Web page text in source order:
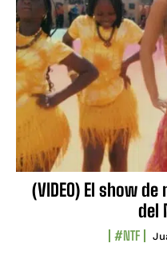
(VIDEO) El show
del
#NTF